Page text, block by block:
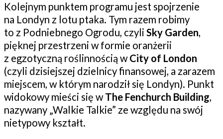
Kolejnym punktem programu jest spojrzenie
na Londyn z lotu ptaka. Tym razem robimy
to z Podniebnego Ogrodu, czyli Sky Garden,
pięknej przestrzeni w formie oranżerii
z egzotyczną roślinnością wCity of London
(czyli dzisiejszej dzielnicy finansowej, a zarazem
miejscem, w którym narodził się Londyn). Punkt
widokowy mieści się wThe Fenchurch Building,
nazywany „Walkie Talkie” ze względu na swój
nietypowy kształt.